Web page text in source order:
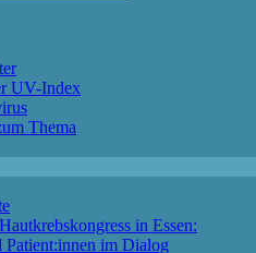
UV-Index
Thema
in Essen:
Patient:innen im Dialog